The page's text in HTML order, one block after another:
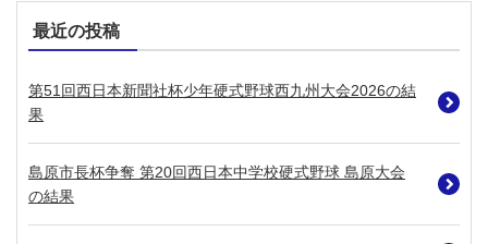
最近の投稿
第51回西日本新聞社杯少年硬式野球西九州大会2026の結
果
島原市長杯争奪 第20回西日本中学校硬式野球 島原大会
の結果